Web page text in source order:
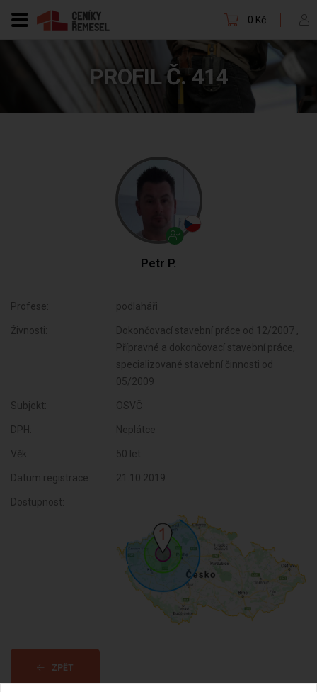
0 Kč
PROFIL Č. 414
Petr P.
Profese: podlaháři
Živnosti:
Dokončovací stavební práce od 12/2007 ,
Přípravné a dokončovací stavební práce,
specializované stavební činnosti od
05/2009
Subjekt: OSVČ
DPH: Neplátce
Věk: 50 let
Datum registrace: 21.10.2019
Dostupnost:
ZPĚT